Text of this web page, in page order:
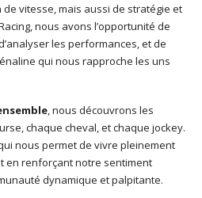
vitesse, mais aussi de stratégie et
nous avons l’opportunité de
les performances, et de
qui nous rapproche les uns
, nous découvrons les
chaque cheval, et chaque jockey.
nous permet de vivre pleinement
en renforçant notre sentiment
dynamique et palpitante.